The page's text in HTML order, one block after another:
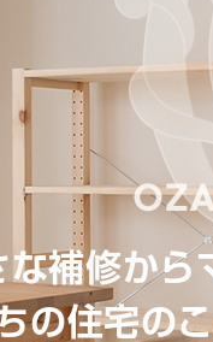
な補修から
の住宅の